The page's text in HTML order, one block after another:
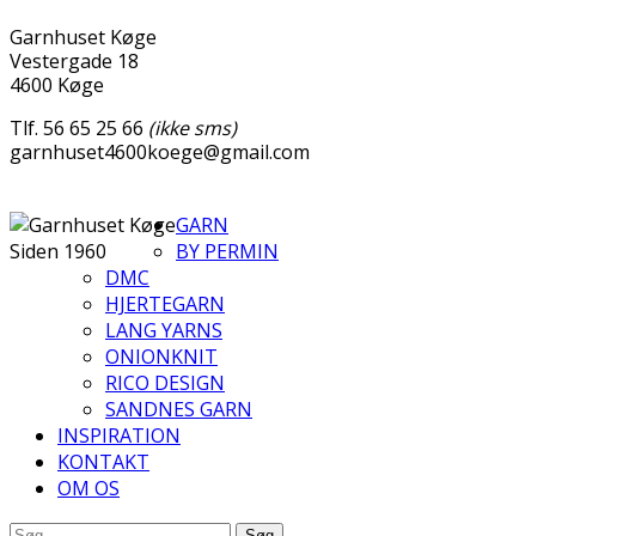
Garnhuset Køge
Vestergade 18
4600 Køge
Tlf. 56 65 25 66 (ikke sms)
garnhuset4600koege@gmail.com
Siden 1960
GARN
BY PERMIN
DMC
HJERTEGARN
LANG YARNS
ONIONKNIT
RICO DESIGN
SANDNES GARN
INSPIRATION
KONTAKT
OM OS